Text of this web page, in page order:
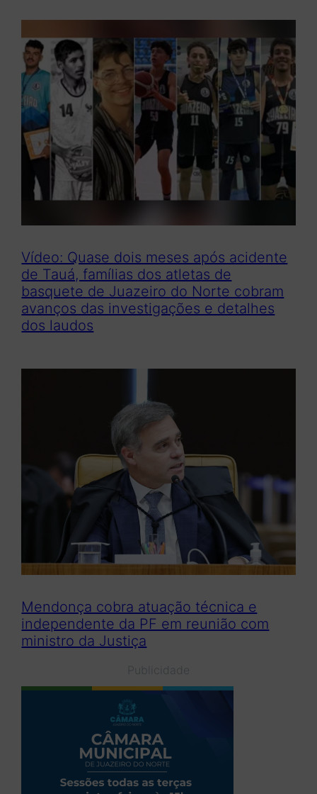
Vídeo: Quase dois meses após acidente
de Tauá, famílias dos atletas de
basquete de Juazeiro do Norte cobram
avanços das investigações e detalhes
dos laudos
Mendonça cobra atuação técnica e
independente da PF em reunião com
ministro da Justiça
Publicidade